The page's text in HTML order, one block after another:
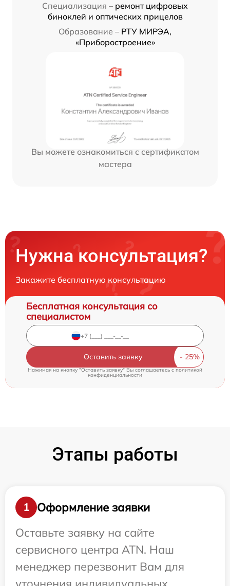
Специализация – ремонт цифровых
биноклей и оптических прицелов
Образование – РТУ МИРЭА,
«Приборостроение»
Вы можете ознакомиться с сертификатом
мастера
Нужна консультация?
Закажите бесплатную консультацию
Бесплатная консультация со
специалистом
Оставить заявку
Нажимая на кнопку "Оставить заявку" Вы соглашаетесь cполитикой
конфиденциальности
Этапы работы
1
Оформление заявки
Оставьте заявку на сайте
сервисного центра ATN. Наш
менеджер перезвонит Вам для